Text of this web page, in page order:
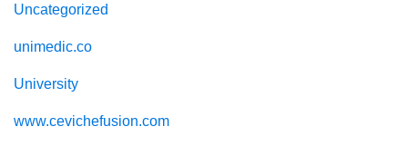
Uncategorized
unimedic.co
University
www.cevichefusion.com